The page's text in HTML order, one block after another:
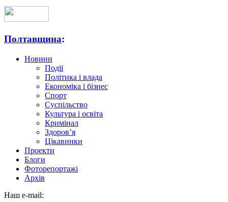
Полтавщина:
Новини
Події
Політика і влада
Економіка і бізнес
Спорт
Суспільство
Культура і освіта
Кримінал
Здоров’я
Цікавинки
Проекти
Блоги
Фоторепортажі
Архів
Наш e-mail: